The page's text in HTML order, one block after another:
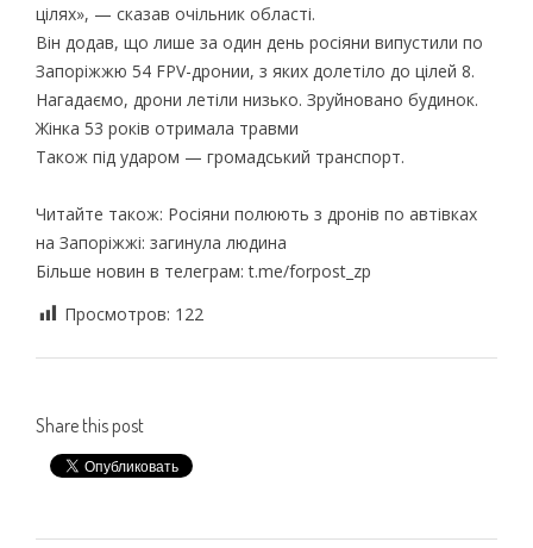
цілях», — сказав очільник області.
Він додав, що лише за один день росіяни випустили по
Запоріжжю 54 FPV-дронии, з яких долетіло до цілей 8.
Нагадаємо, дрони летіли низько. Зруйновано будинок.
Жінка 53 років отримала травми
Також під ударом — громадський транспорт.
Читайте також: Росіяни полюють з дронів по автівках
на Запоріжжі: загинула людина
Більше новин в телеграм: t.me/forpost_zp
Просмотров: 122
Share this post